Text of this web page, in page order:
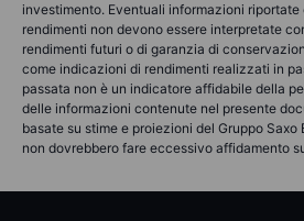
investimento. Eventuali informazioni riportate
rendimenti non devono essere interpretate
rendimenti futuri o di garanzia di
come indicazioni di rendimenti realizzati in
passata non è un indicatore affidabile della
delle informazioni contenute nel presente
basate su stime e proiezioni del Gruppo
non dovrebbero fare eccessivo affidamento